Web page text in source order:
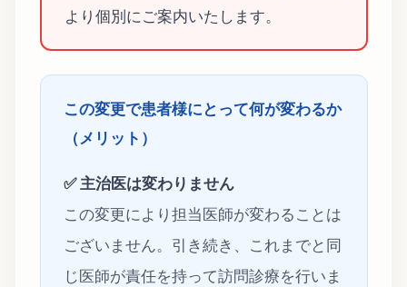
より個別にご案内いたします。
この変更で患者様にとって何が変わるか
（メリット）
✅ 主治医は変わりません
この変更により担当医師が変わることは
ございません。引き続き、これまでと同
じ医師が責任を持って訪問診療を行いま